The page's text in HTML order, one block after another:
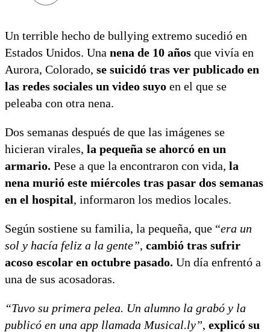
Un terrible hecho de bullying extremo sucedió en
Estados Unidos. Una nena de 10 años que vivía en
Aurora, Colorado, se suicidó tras ver publicado en
las redes sociales un video suyo en el que se
peleaba con otra nena.
Dos semanas después de que las imágenes se
hicieran virales, la pequeña se ahorcó en un
armario. Pese a que la encontraron con vida, la
nena murió este miércoles tras pasar dos semanas
en el hospital, informaron los medios locales.
Según sostiene su familia, la pequeña, que “era un
sol y hacía feliz a la gente”, cambió tras sufrir
acoso escolar en octubre pasado. Un día enfrentó a
una de sus acosadoras.
“Tuvo su primera pelea. Un alumno la grabó y la
publicó en una app llamada Musical.ly”, explicó su